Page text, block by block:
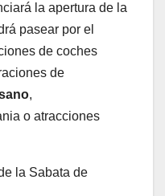
la apertura de la
pasear por el
de coches
de
,
o atracciones